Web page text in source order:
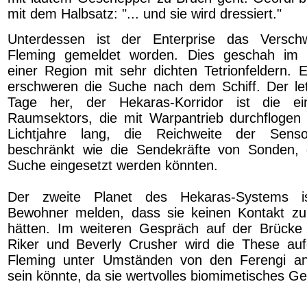
mit dem Halbsatz: "... und sie wird dressiert."
Unterdessen ist der Enterprise das
Fleming gemeldet worden. Dies geschah im
einer Region mit sehr dichten Tetrionfeldern.
erschweren die Suche nach dem Schiff. Der
Tage her, der Hekaras-Korridor ist die
Raumsektors, die mit Warpantrieb
Lichtjahre lang, die Reichweite der
beschränkt wie die Sendekräfte von
Suche eingesetzt werden könnten.
Der zweite Planet des Hekaras-Systems
Bewohner melden, dass sie keinen Kontakt
hätten. Im weiteren Gespräch auf der Brücke
Riker und Beverly Crusher wird die These
Fleming unter Umständen von den Ferengi
sein könnte, da sie wertvolles biomimetisches